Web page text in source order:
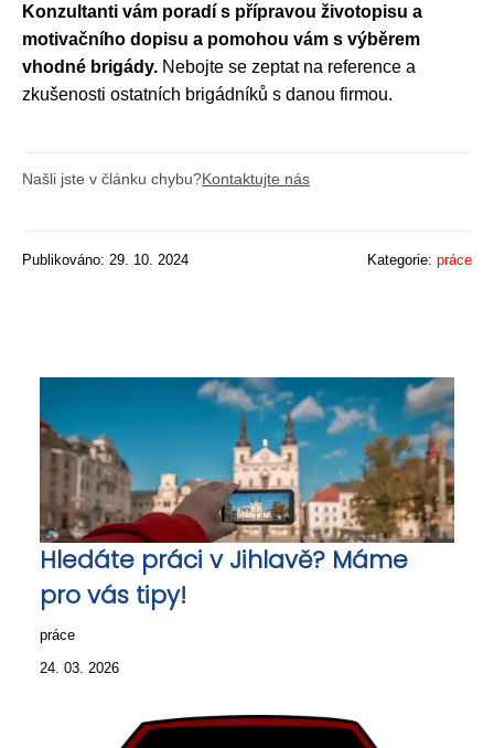
Konzultanti vám poradí s přípravou životopisu a
motivačního dopisu a pomohou vám s výběrem
vhodné brigády. Nebojte se zeptat na reference a
zkušenosti ostatních brigádníků s danou firmou.
Našli jste v článku chybu?Kontaktujte nás
Publikováno: 29. 10. 2024 Kategorie: práce
Hledáte práci v Jihlavě? Máme
pro vás tipy!
práce
24. 03. 2026